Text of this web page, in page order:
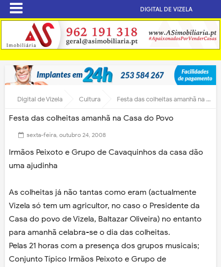
DIGITAL DE VIZELA
Digital de Vizela Cultura Festa das colheitas amanhã na Casa do Povo
Festa das colheitas amanhã na Casa do Povo
sexta-feira, outubro 24, 2008
Irmãos Peixoto e Grupo de Cavaquinhos da casa dão
uma ajudinha
As colheitas já não tantas como eram (actualmente
Vizela só tem um agricultor, no caso o Presidente da
Casa do povo de Vizela, Baltazar Oliveira) no entanto
para amanhã celabra-se o dia das colheitas.
Pelas 21 horas com a presença dos grupos musicais;
Conjunto Típico Irmãos Peixoto e Grupo de